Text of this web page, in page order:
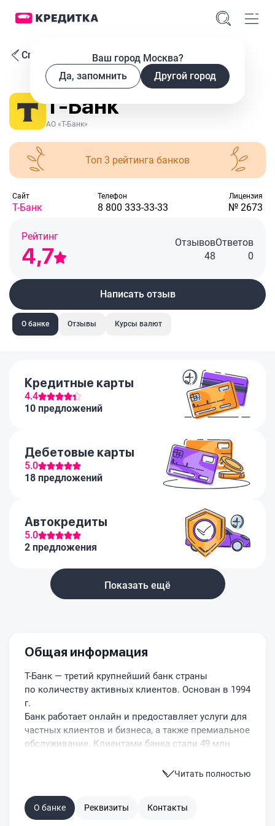
Ваш город Москва?
Да, запомнить
Другой город
Список банков
Т-Банк
АО «Т-Банк»
Топ 3 рейтинга банков
Cайт
Т-Банк
Телефон
8 800 333-33-33
Лицензия
№ 2673
Рейтинг
4,7
Отзывов
48
Ответов
0
Написать отзыв
О банке Отзывы Курсы валют
Кредитные карты
4.4
10 предложений
Дебетовые карты
5.0
18 предложений
Автокредиты
5.0
2 предложения
Показать ещё
Общая информация
Т-Банк — третий крупнейший банк страны
по количеству активных клиентов. Основан в 1994
г.
Банк работает онлайн и предоставляет услуги для
частных клиентов и бизнеса, а также премиальное
обслуживание. Клиентами банка стали 49 млн
Т-Банк предоставляет различные
авиабилеты, отели, туры, доставка продуктов,
кино, салоны красоты, рестораны и др.
Читать полностью
О банке Реквизиты Контакты